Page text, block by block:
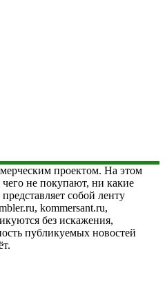
проектом. На этом
не покупают, ни какие
собой ленту
kommersant.ru,
без искажения,
публикуемых новостей